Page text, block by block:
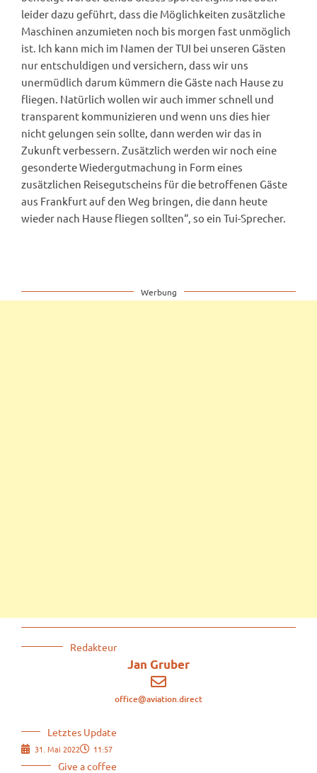
Redakteur
Jan Gruber
office@aviation.direct
Letztes Update
31. Mai 2022 11:57
Give a coffee
leider dazu geführt, dass die Möglichkeiten zusätzliche
Maschinen anzumieten noch bis morgen fast unmöglich
ist. Ich kann mich im Namen der TUI bei unseren Gästen
nur entschuldigen und versichern, dass wir uns
unermüdlich darum kümmern die Gäste nach Hause zu
fliegen. Natürlich wollen wir auch immer schnell und
transparent kommunizieren und wenn uns dies hier
nicht gelungen sein sollte, dann werden wir das in
Zukunft verbessern. Zusätzlich werden wir noch eine
gesonderte Wiedergutmachung in Form eines
zusätzlichen Reisegutscheins für die betroffenen Gäste
aus Frankfurt auf den Weg bringen, die dann heute
wieder nach Hause fliegen sollten“, so ein Tui-Sprecher.
Werbung